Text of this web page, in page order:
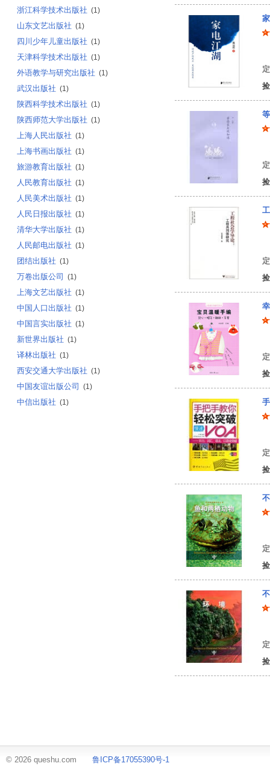
浙江科学技术出版社 (1)
山东文艺出版社 (1)
四川少年儿童出版社 (1)
天津科学技术出版社 (1)
外语教学与研究出版社 (1)
武汉出版社 (1)
陕西科学技术出版社 (1)
陕西师范大学出版社 (1)
上海人民出版社 (1)
上海书画出版社 (1)
旅游教育出版社 (1)
人民教育出版社 (1)
人民美术出版社 (1)
人民日报出版社 (1)
清华大学出版社 (1)
人民邮电出版社 (1)
团结出版社 (1)
万卷出版公司 (1)
上海文艺出版社 (1)
中国人口出版社 (1)
中国言实出版社 (1)
新世界出版社 (1)
译林出版社 (1)
西安交通大学出版社 (1)
中国友谊出版公司 (1)
中信出版社 (1)
© 2026 queshu.com 鲁ICP备17055390号-1